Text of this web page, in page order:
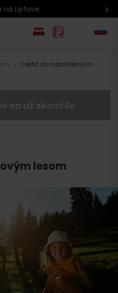
na Liptove
Cesta za rozprávkovým
lesom